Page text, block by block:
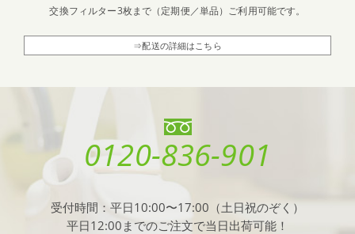
交換フィルター3枚まで（定期便／単品）ご利用可能です。
⇒配送の詳細はこちら
0120-836-901
受付時間：平日10:00〜17:00（土日祝のぞく）
平日12:00までのご注文で当日出荷可能！